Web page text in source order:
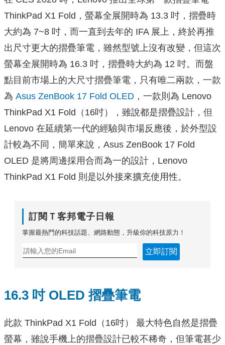
ThinkPad X1 Fold，螢幕全展開時為 13.3 吋，摺疊時
大約為 7~8 吋，而一直到去年的 IFA 展上，終於再推
出尺寸更大的摺疊筆電，雖然型號上沒有改變，但這次
螢幕全展開時為 16.3 吋，摺疊時大約為 12 吋。而盤
點目前市場上的大尺寸摺疊筆電，只有唯二兩款，一款
為 Asus ZenBook 17 Fold OLED ，一款則為 Lenovo
ThinkPad X1 Fold（16吋），雖說都是摺疊設計，但
Lenovo 在延續第一代的經驗與市場反應後，於外型設
計較為不同，簡單來說，Asus ZenBook 17 Fold
OLED 是將周邊採用合而為一的設計，Lenovo
ThinkPad X1 Fold 則是以外接來擴充使用性。
訂閱Ｔ客邦電子日報
掌握最熱門的科技話題、網路動態，升級你的科技原力！
立即訂閱
16.3 吋 OLED 摺疊筆電
此款 ThinkPad X1 Fold（16吋） 最大特色自然是摺疊
螢幕，雖說手機上的摺疊設計已較不稀奇，但筆電甚少